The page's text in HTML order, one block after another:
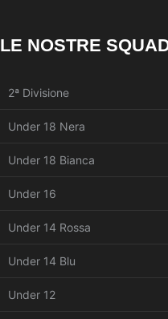
LE NOSTRE
2ª Divisione
Under 18 Nera
Under 18 Bianca
Under 16
Under 14 Rossa
Under 14 Blu
Under 12